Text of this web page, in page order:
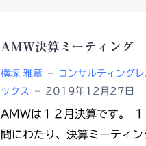
AMW決算ミーティング
横塚 雅章 – コンサルティングレ
ックス
– 2019年12月27日
AMWは１２月決算です。
間にわたり、決算ミーティ